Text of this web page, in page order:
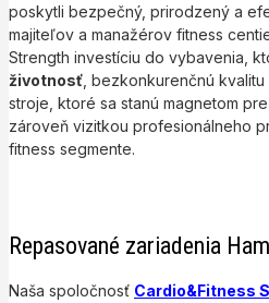
poskytli bezpečný, prirodzený a
majiteľov a manažérov fitness
Strength investíciu do vybavenia,
životnosť , bezkonkurenčnú kvalitu
stroje, ktoré sa stanú magnetom
zároveň vizitkou profesionálneho
fitness segmente.
Repasované zariadenia
Naša spoločnosť Cardio&Fitness